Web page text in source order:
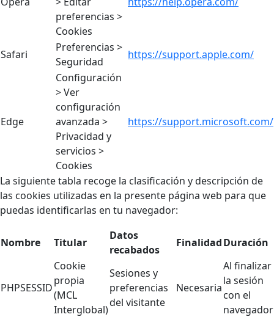
preferencias >
Cookies
Safari
Preferencias >
Seguridad
https://support.apple.com/
Edge
Configuración
> Ver
configuración
avanzada >
Privacidad y
servicios >
Cookies
https://support.microsoft.com/
La siguiente tabla recoge la clasificación y descripción de
las cookies utilizadas en la presente página web para que
puedas identificarlas en tu navegador:
Nombre Titular
Datos
recabados
FinalidadDuración
PHPSESSID
Cookie
propia
(MCL
Interglobal)
Sesiones y
preferencias
del visitante
Necesaria
Al finalizar
la sesión
con el
navegador